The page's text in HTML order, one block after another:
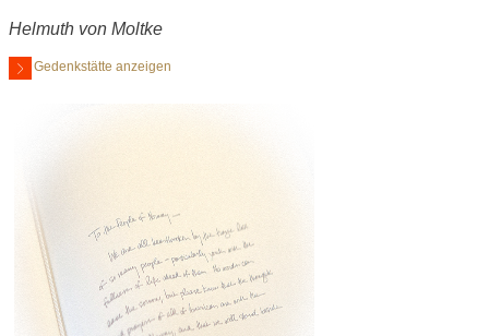
Helmuth von Moltke
Gedenkstätte anzeigen